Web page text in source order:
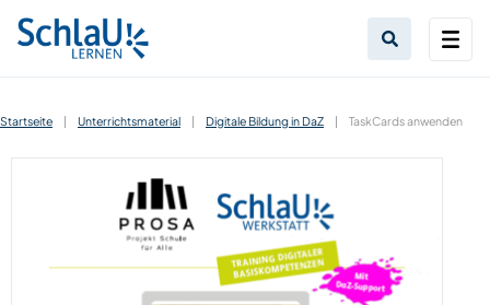
Startseite | Unterrichtsmaterial | Digitale Bildung in DaZ | TaskCards anwenden